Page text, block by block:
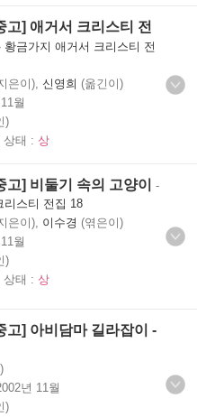
고] 애거서 크리스티 전
황금가지 애거서 크리스티 전
은이), 신영희 (옮긴이)
월
)
상태 : 상
고] 비둘기 속의 고양이
-
리스티 전집 18
은이), 이수경 (엮은이)
월
)
상태 : 상
고] 아비담마 길라잡이 -
년 11월
)